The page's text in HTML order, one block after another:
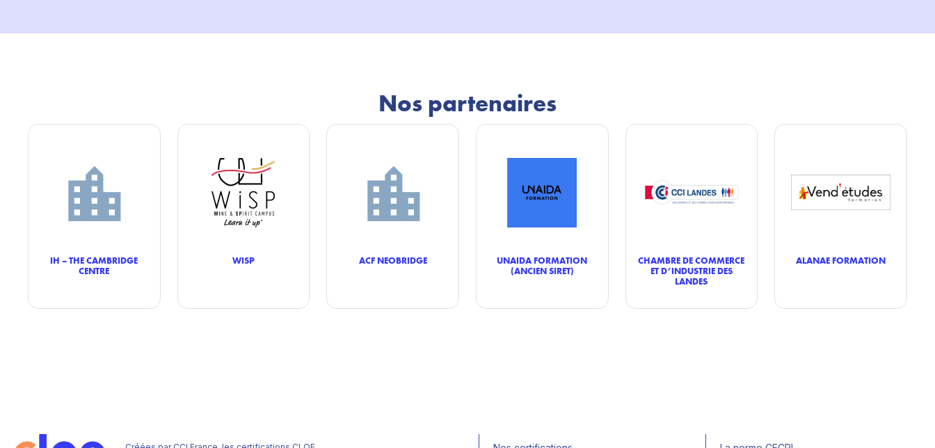
Nos partenaires
IH – THE CAMBRIDGE
CENTRE
WISP ACF NEOBRIDGE
UNAIDA FORMATION
(ANCIEN SIRET)
CHAMBRE DE COMMERCE
ET D’INDUSTRIE DES
LANDES
ALANAE FORMATION